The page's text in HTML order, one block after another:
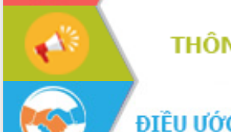
Đoàn đại biểu Quốc hội tỉnh Đắk Lắk
trao đổi thông tin trước Kỳ họp thứ
nhất, Quốc hội khóa XVI
Quyết liệt cải cách hành chính, khơi
thông nguồn lực phát triển
Nâng cao hiệu lực, hiệu quả HĐND
tỉnh thông qua hiện đại hóa hành chính